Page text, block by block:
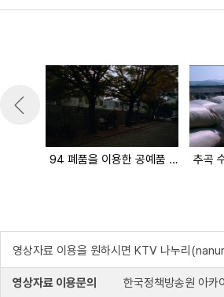
94 폐품을 이용한 공예품 공모전 추곡
영상자료 이용을 원하시면 KTV 나누리
영상자료 이용문의 한국정책방송원 아